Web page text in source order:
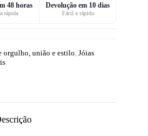
48 horas
rápida
Devolução em 10 dias
Fácil e rápido
orgulho, união e estilo Jóias